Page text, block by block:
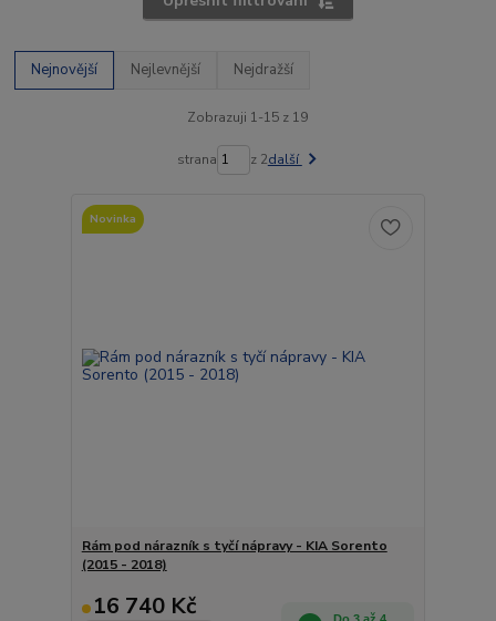
Nejnovější Nejlevnější Nejdražší
Zobrazuji 1-15 z 19
strana z 2další
Novinka
Rám pod nárazník s tyčí nápravy - KIA Sorento
(2015 - 2018)
16 740 Kč